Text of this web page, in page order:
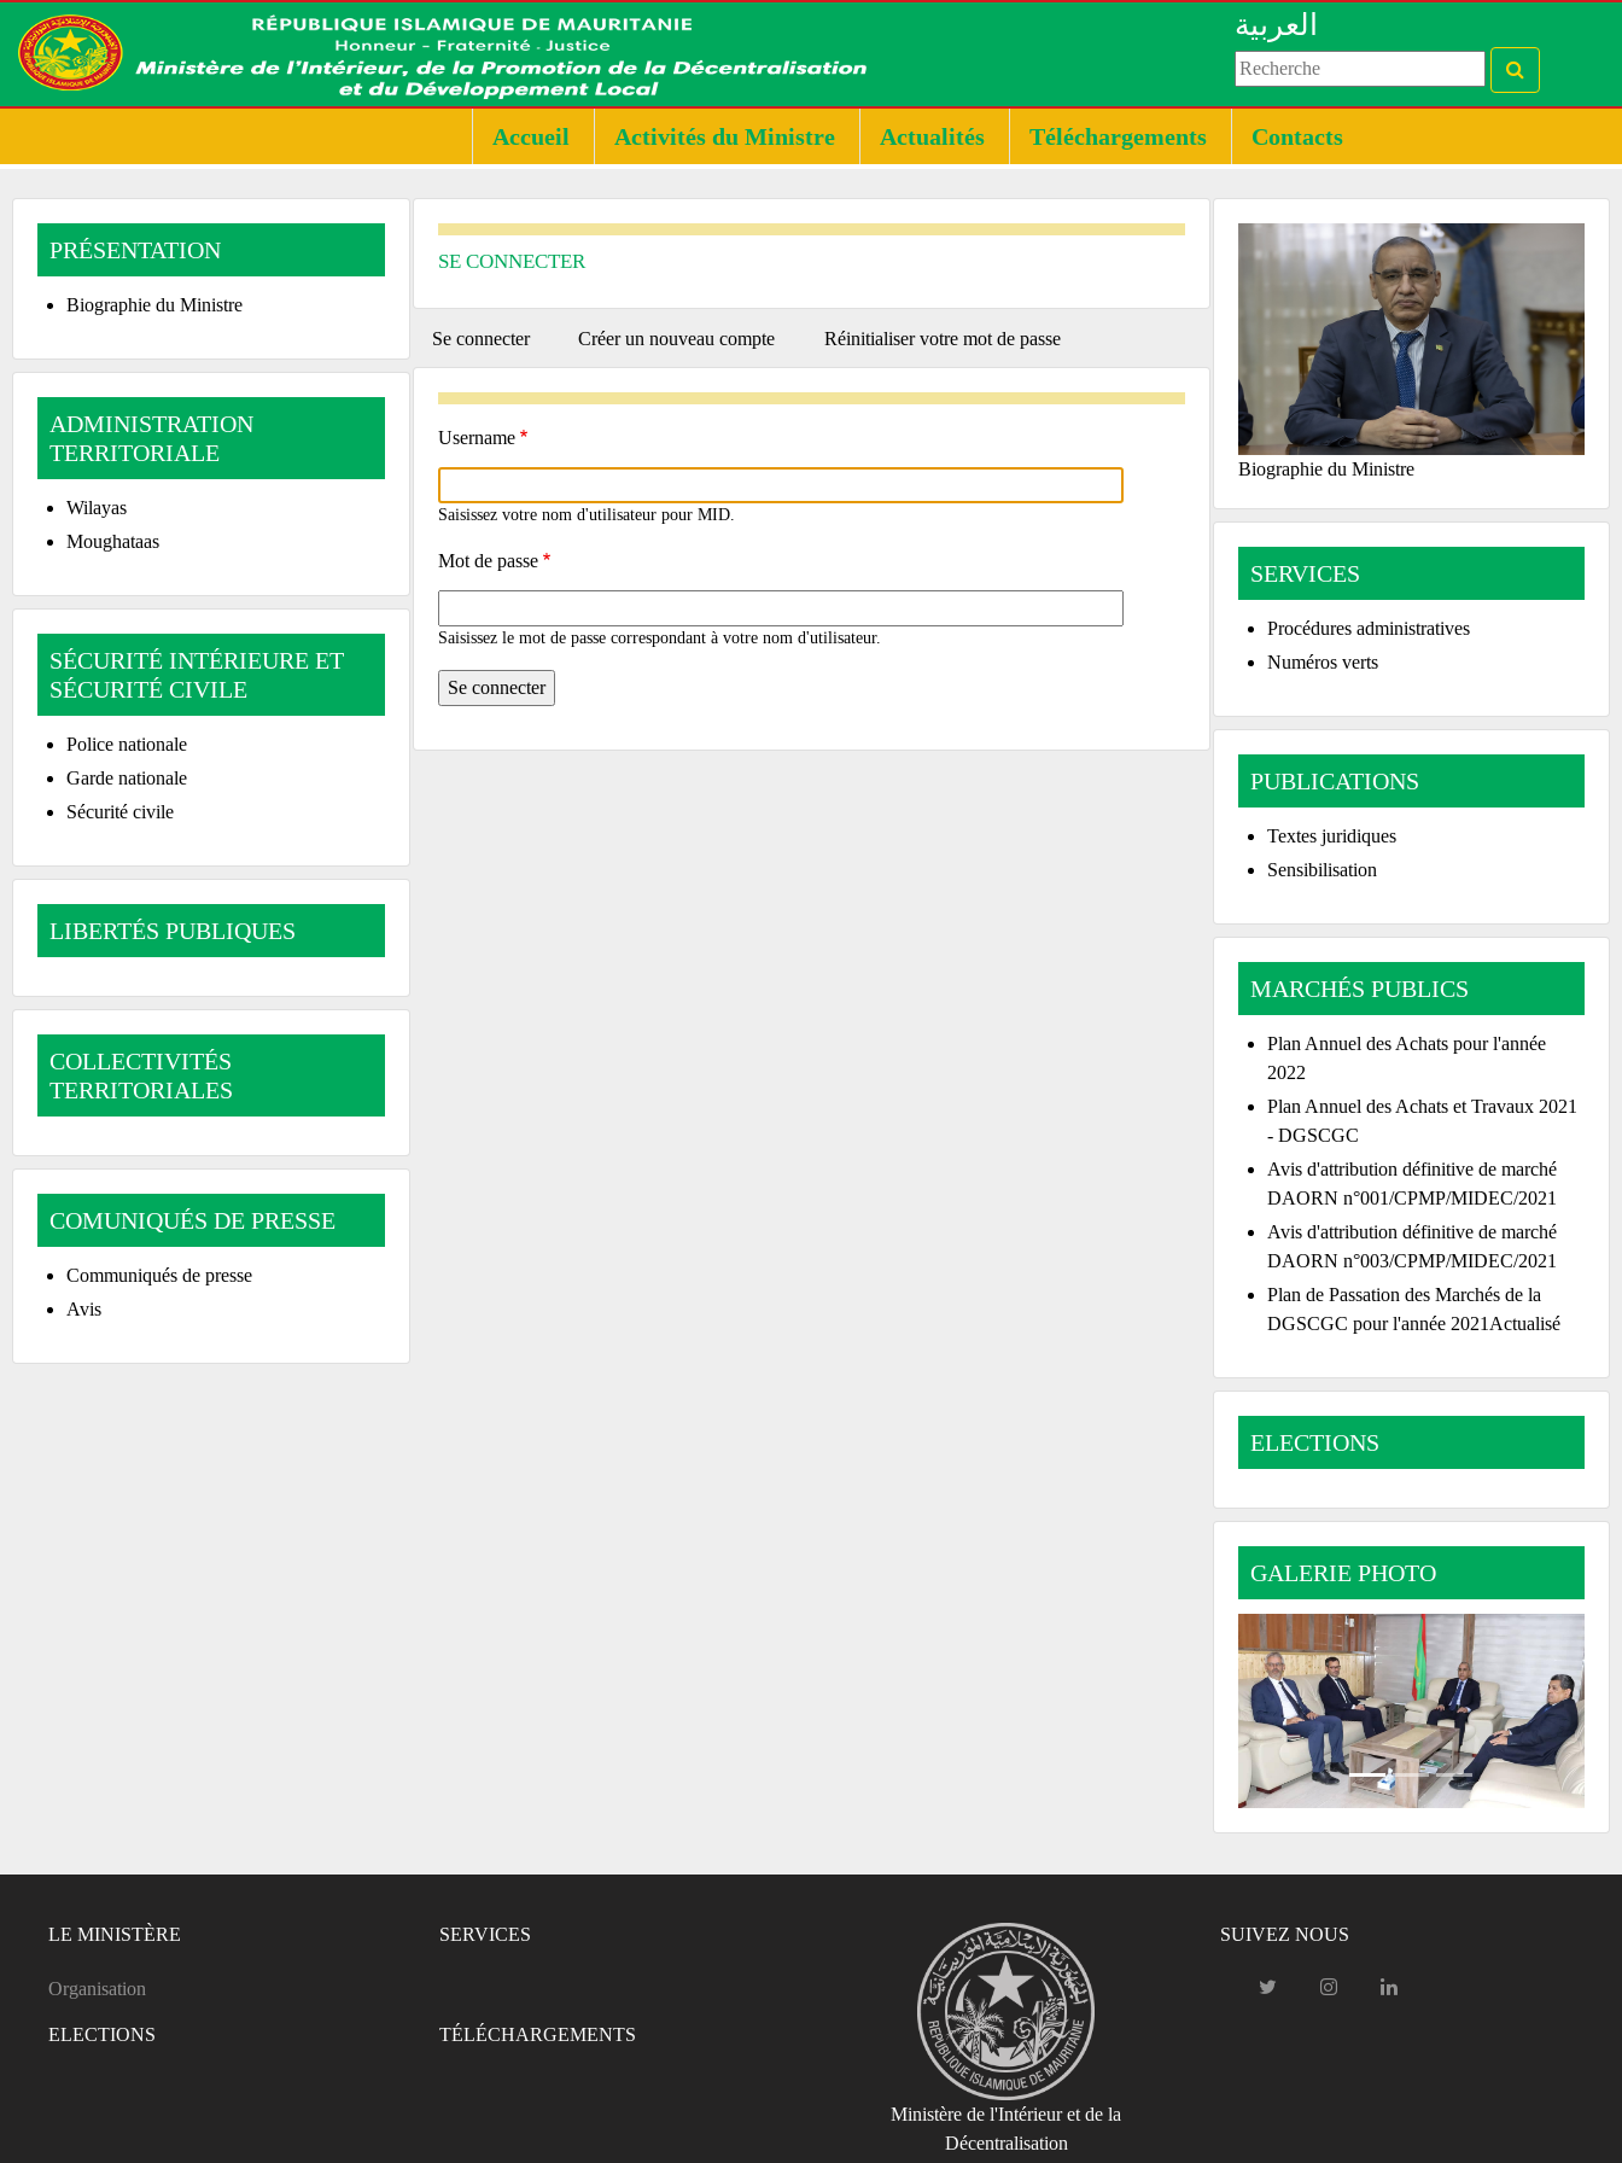
العربية
Accueil Activités du Ministre Actualités Téléchargements Contacts
PRÉSENTATION
Biographie du Ministre
ADMINISTRATION
TERRITORIALE
Wilayas
Moughataas
SÉCURITÉ INTÉRIEURE ET
SÉCURITÉ CIVILE
Police nationale
Garde nationale
Sécurité civile
LIBERTÉS PUBLIQUES
COLLECTIVITÉS
TERRITORIALES
COMUNIQUÉS DE PRESSE
Communiqués de presse
Avis
SE CONNECTER
PRIMARY
TABS
Se connecter(onglet
actif)
Créer un nouveau compte Réinitialiser votre mot de passe
Username
Saisissez votre nom d'utilisateur pour MID.
Mot de passe
Saisissez le mot de passe correspondant à votre nom d'utilisateur.
Biographie du Ministre
SERVICES
Procédures administratives
Numéros verts
PUBLICATIONS
Textes juridiques
Sensibilisation
MARCHÉS PUBLICS
Plan Annuel des Achats pour l'année
2022
Plan Annuel des Achats et Travaux 2021
- DGSCGC
Avis d'attribution définitive de marché
DAORN n°001/CPMP/MIDEC/2021
Avis d'attribution définitive de marché
DAORN n°003/CPMP/MIDEC/2021
Plan de Passation des Marchés de la
DGSCGC pour l'année 2021Actualisé
ELECTIONS
GALERIE PHOTO
LE MINISTÈRE
Organisation
SERVICES
ELECTIONS TÉLÉCHARGEMENTS
Ministère de l'Intérieur et de la
Décentralisation
SUIVEZ NOUS